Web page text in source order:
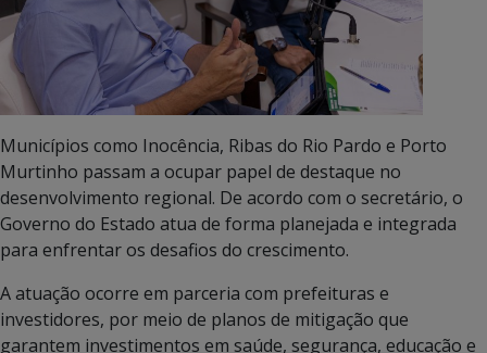
Municípios como Inocência, Ribas do Rio Pardo e Porto
Murtinho passam a ocupar papel de destaque no
desenvolvimento regional. De acordo com o secretário, o
Governo do Estado atua de forma planejada e integrada
para enfrentar os desafios do crescimento.
A atuação ocorre em parceria com prefeituras e
investidores, por meio de planos de mitigação que
garantem investimentos em saúde, segurança, educação e